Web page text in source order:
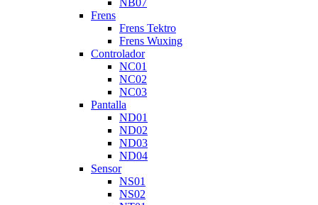
NB07
Frens
Frens Tektro
Frens Wuxing
Controlador
NC01
NC02
NC03
Pantalla
ND01
ND02
ND03
ND04
Sensor
NS01
NS02